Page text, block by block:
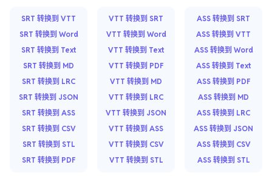
SRT 转换到 VTT
SRT 转换到 Word
SRT 转换到 Text
SRT 转换到 MD
SRT 转换到 LRC
SRT 转换到 JSON
SRT 转换到 ASS
SRT 转换到 CSV
SRT 转换到 STL
SRT 转换到 PDF
VTT 转换到 SRT
VTT 转换到 Word
VTT 转换到 Text
VTT 转换到 PDF
VTT 转换到 MD
VTT 转换到 LRC
VTT 转换到 JSON
VTT 转换到 ASS
VTT 转换到 CSV
VTT 转换到 STL
ASS 转换到 SRT
ASS 转换到 VTT
ASS 转换到 Word
ASS 转换到 Text
ASS 转换到 PDF
ASS 转换到 MD
ASS 转换到 LRC
ASS 转换到 JSON
ASS 转换到 CSV
ASS 转换到 STL